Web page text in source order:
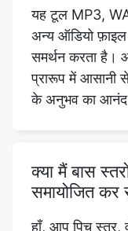
प्रारूप में
के अनुभव का
क्या मैं बास
हाँ, आप पिच
मापदंडों को
ऑडियो कटर के
इक्वलाइज़र के